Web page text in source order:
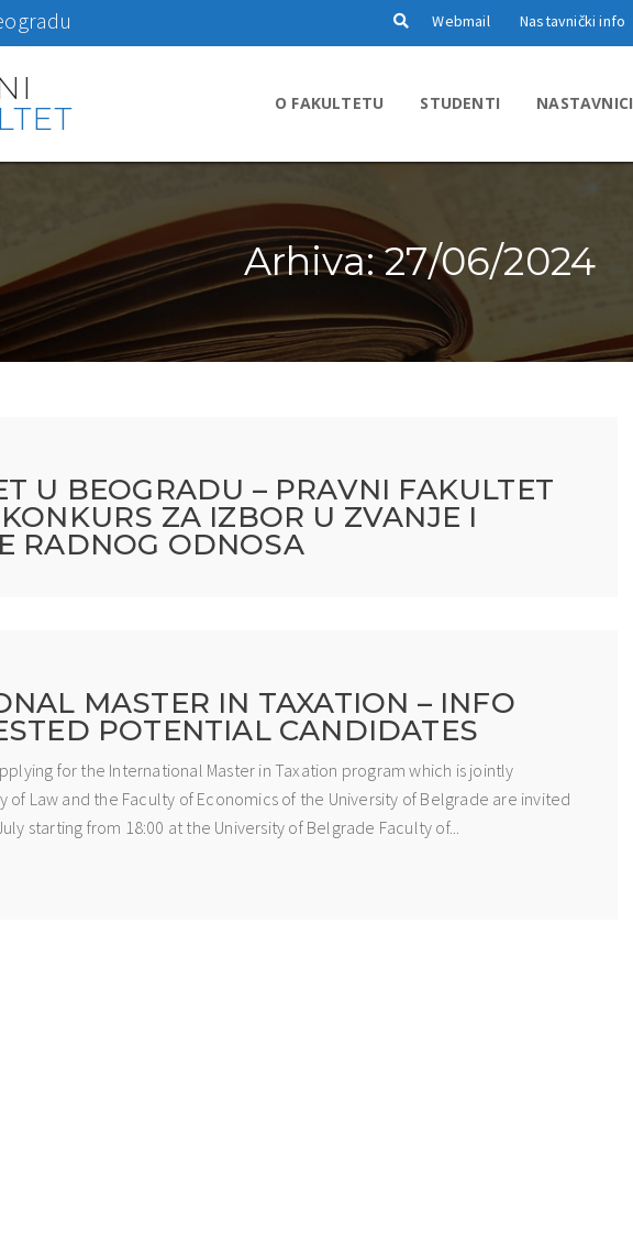
Webmail Nastavnički info
O FAKULTETU STUDENTI NASTAVNICI
Arhiva: 27/06/2024
U BEOGRADU – PRAVNI FAKULTET
ZA IZBOR U ZVANJE I
RADNOG ODNOSA
MASTER IN TAXATION – INFO
POTENTIAL CANDIDATES
for the International Master in Taxation program which is jointly
of Law and the Faculty of Economics of the University of Belgrade are invited
starting from 18:00 at the University of Belgrade Faculty of...